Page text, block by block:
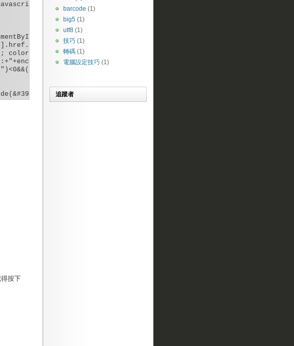
>
delete-
div></
>&#39;);</script>
按下
barcode (1)
big5 (1)
utf8 (1)
技巧 (1)
轉碼 (1)
電腦設定技巧 (1)
追蹤者